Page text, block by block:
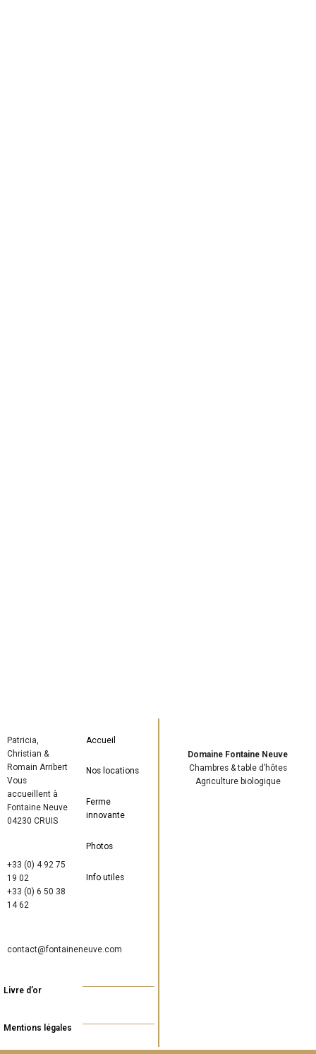
Patricia,
Christian &
Romain Arribert
Vous
accueillent à
Fontaine Neuve
04230 CRUIS
+33 (0) 4 92 75
19 02
+33 (0) 6 50 38
14 62
contact@fontaineneuve.com
Accueil
Nos locations
Ferme
innovante
Photos
Info utiles
Livre d’or
Mentions légales
Domaine Fontaine Neuve
Chambres & table d’hôtes
Agriculture biologique